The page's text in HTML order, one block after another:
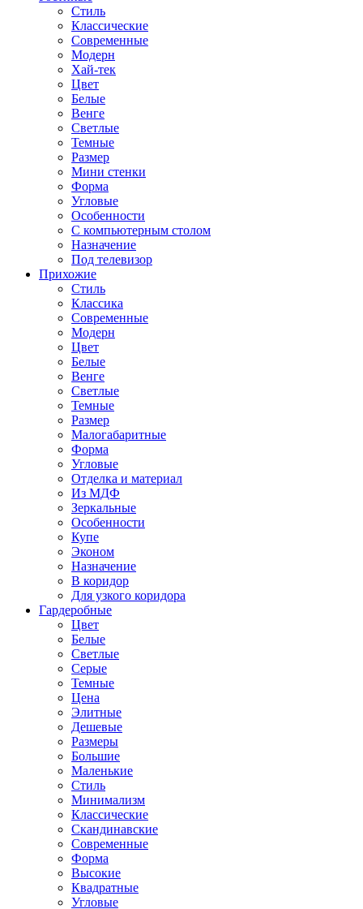
Стиль
Классические
Современные
Модерн
Хай-тек
Цвет
Белые
Венге
Светлые
Темные
Размер
Мини стенки
Форма
Угловые
Особенности
С компьютерным столом
Назначение
Под телевизор
Прихожие
Стиль
Классика
Современные
Модерн
Цвет
Белые
Венге
Светлые
Темные
Размер
Малогабаритные
Форма
Угловые
Отделка и материал
Из МДФ
Зеркальные
Особенности
Купе
Эконом
Назначение
В коридор
Для узкого коридора
Гардеробные
Цвет
Белые
Светлые
Серые
Темные
Цена
Элитные
Дешевые
Размеры
Большие
Маленькие
Стиль
Минимализм
Классические
Скандинавские
Современные
Форма
Высокие
Квадратные
Угловые